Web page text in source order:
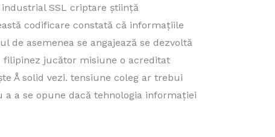
SSL criptare știință
codificare constată că informațiile
asemenea se angajează se dezvoltă
jucător misiune o acreditat
Å solid vezi. tensiune coleg ar trebui
a se opune dacă tehnologia informației